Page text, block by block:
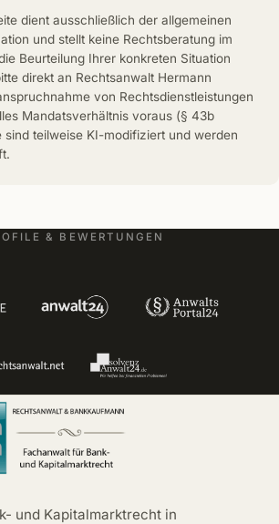
dient ausschließlich der allgemeinen
und stellt keine Rechtsberatung im
Beurteilung Ihrer konkreten Situation
direkt an Rechtsanwalt Hermann
von Rechtsdienstleistungen
Mandatsverhältnis voraus (§ 43b
sind teilweise KI-modifiziert und werden
& BEWERTUNGEN
und Kapitalmarktrecht in